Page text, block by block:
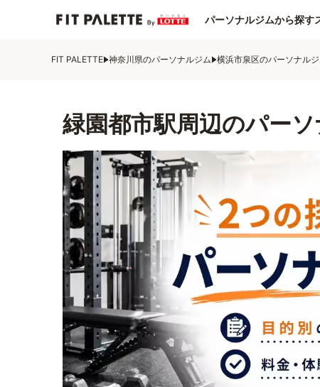
パーソナルジムから探す
FIT PALETTE 神奈川県のパーソナルジム 横浜市泉区のパーソナル
緑園都市駅周辺のパー